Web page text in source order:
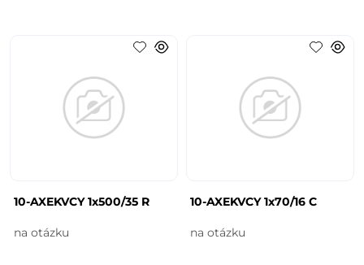
10-AXEKVCY 1x500/35 R
na otázku
10-AXEKVCY 1x70/16 C
na otázku